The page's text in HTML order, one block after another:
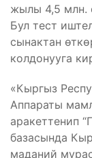
жылы 4,5 млн.
Бул тест
сынактан
колдонууга
«Кыргыз
Аппараты
аракеттенип
базасында
маданий